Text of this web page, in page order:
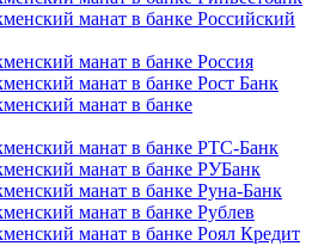
манат в банке Российский
манат в банке Россия
манат в банке Рост Банк
манат в банке
манат в банке РТС-Банк
манат в банке РУБанк
манат в банке Руна-Банк
манат в банке Рублев
манат в банке Роял Кредит